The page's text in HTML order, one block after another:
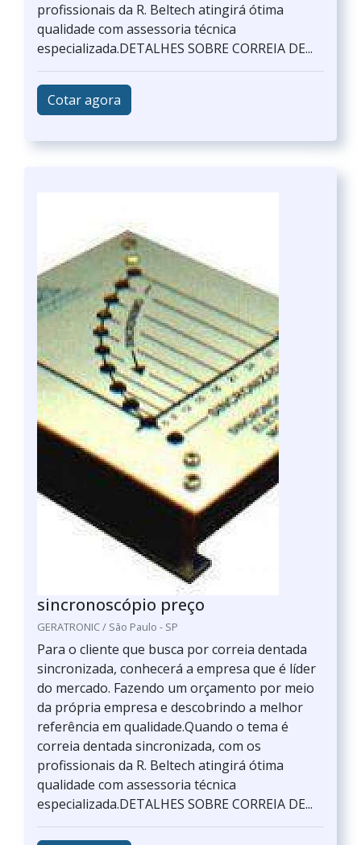
profissionais da R. Beltech atingirá ótima
qualidade com assessoria técnica
especializada.DETALHES SOBRE CORREIA DE...
Cotar agora
sincronoscópio preço
GERATRONIC / São Paulo - SP
Para o cliente que busca por correia dentada
sincronizada, conhecerá a empresa que é líder
do mercado. Fazendo um orçamento por meio
da própria empresa e descobrindo a melhor
referência em qualidade.Quando o tema é
correia dentada sincronizada, com os
profissionais da R. Beltech atingirá ótima
qualidade com assessoria técnica
especializada.DETALHES SOBRE CORREIA DE...